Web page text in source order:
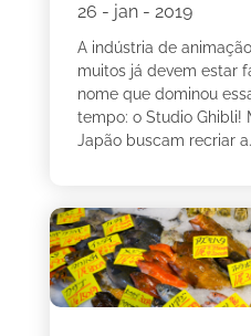
26 - jan - 2019
A indústria de
muitos já devem estar
nome que dominou
tempo: o Studio Ghibli!
Japão buscam recriar